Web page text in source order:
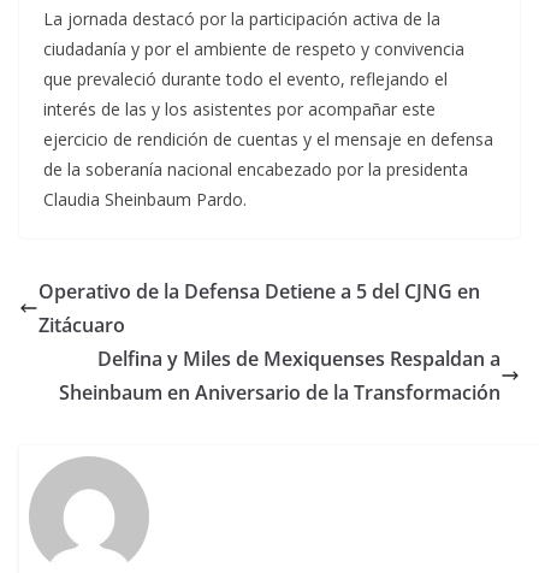
La jornada destacó por la participación activa de la
ciudadanía y por el ambiente de respeto y convivencia
que prevaleció durante todo el evento, reflejando el
interés de las y los asistentes por acompañar este
ejercicio de rendición de cuentas y el mensaje en defensa
de la soberanía nacional encabezado por la presidenta
Claudia Sheinbaum Pardo.
Operativo de la Defensa Detiene a 5 del CJNG en
Zitácuaro
Delfina y Miles de Mexiquenses Respaldan a
Sheinbaum en Aniversario de la Transformación